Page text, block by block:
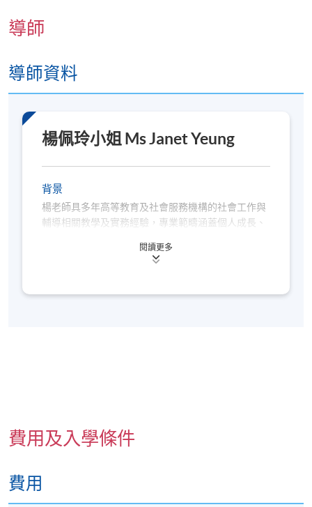
以上時間和地點為暫定，最終安排將視乎實際情
況。各教學中心地點請參閱：
課程是否舉行取決於報名人數，若成功舉行，
將在開課前 7至3 天收到電郵，包含詳細的地點及
課室安排。若您於開課前一星期內報名，請立刻聯
繫本部門以作跟進。除課程資料更改外，本院將不
會另發上課通知，學員須按時到指定地點上課。
本課程不設課業及評核，同時不在持續進修基金資
符合出席率要求的學員（一般為
明書（請於報名時提供完整及正確的資料，包括中
開課日期
2026年5月16日 (星期六)
導師
導師資料
楊佩玲小姐 Ms Janet Yeung
背景
楊老師具多年高等教育及社會服務機構的社會工作與
輔導相關教學及實務經驗，專業範疇涵蓋個人成長、
老師持有香港大學行為健康學碩士學位，為註冊社會
培訓，包括敘事治療、正念自我關懷、薩提爾家庭治
Personality Dimensions® Level I Facilitator
註冊社工
閱讀更多
費用及入學條件
費用